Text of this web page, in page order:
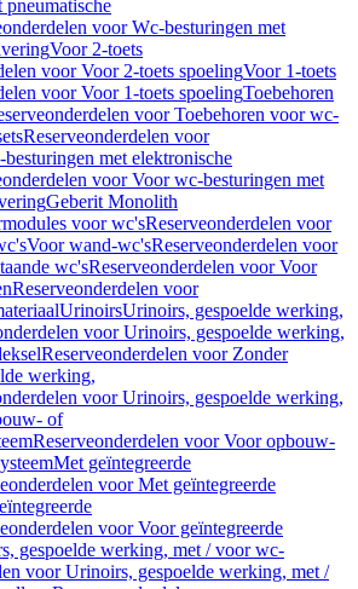
voor Wc-besturingen met
Voor 2-toets
voor Voor 2-toets spoelingVoor 1-toets
voor Voor 1-toets spoelingToebehoren
voor Toebehoren voor wc-
Reserveonderdelen voor
met elektronische
voor Voor wc-besturingen met
Geberit Monolith
voor wc'sReserveonderdelen voor
Voor wand-wc'sReserveonderdelen voor
wc'sReserveonderdelen voor Voor
Reserveonderdelen voor
UrinoirsUrinoirs, gespoelde werking,
voor Urinoirs, gespoelde werking,
Reserveonderdelen voor Zonder
werking,
voor Urinoirs, gespoelde werking,
of
Reserveonderdelen voor Voor opbouw-
Met geïntegreerde
voor Met geïntegreerde
voor Voor geïntegreerde
gespoelde werking, met / voor wc-
voor Urinoirs, gespoelde werking, met /